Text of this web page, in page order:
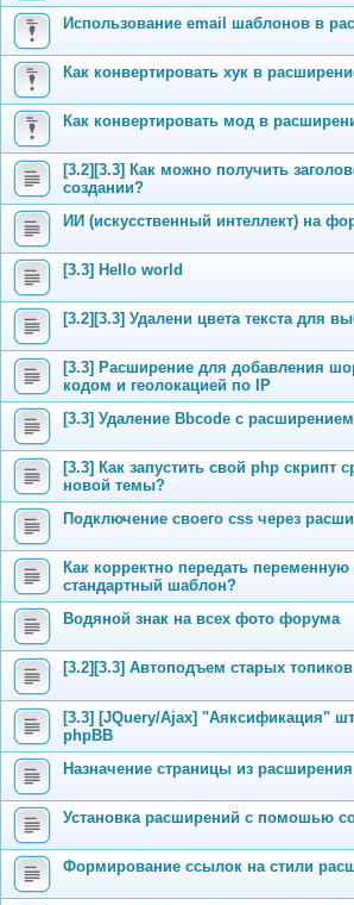
Использование email шаблонов в
Как конвертировать хук в
Как конвертировать мод в
[3.2][3.3] Как можно получить
создании?
ИИ (искусственный интеллект) на
[3.3] Hello world
[3.2][3.3] Удалени цвета текста для
[3.3] Расширение для добавления
кодом и геолокацией по IP
[3.3] Удаление Bbcode с расширением
[3.3] Как запустить свой php скрипт
новой темы?
Подключение своего css через
Как корректно передать
стандартный шаблон?
Водяной знак на всех фото форума
[3.2][3.3] Автоподъем старых топиков
[3.3] [JQuery/Ajax] "Аяксификация"
phpBB
Назначение страницы из
Установка расширений с помошью
Формирование ссылок на стили